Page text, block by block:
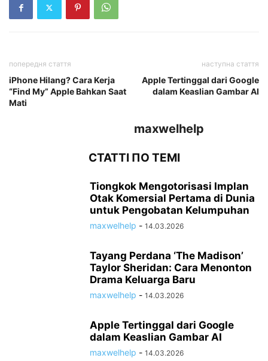
попередня стаття
iPhone Hilang? Cara Kerja
“Find My” Apple Bahkan Saat
Mati
наступна стаття
Apple Tertinggal dari Google
dalam Keaslian Gambar AI
maxwelhelp
СТАТТІ ПО ТЕМІ
Tiongkok Mengotorisasi Implan
Otak Komersial Pertama di Dunia
untuk Pengobatan Kelumpuhan
maxwelhelp - 14.03.2026
Tayang Perdana ‘The Madison’
Taylor Sheridan: Cara Menonton
Drama Keluarga Baru
maxwelhelp - 14.03.2026
Apple Tertinggal dari Google
dalam Keaslian Gambar AI
maxwelhelp - 14.03.2026